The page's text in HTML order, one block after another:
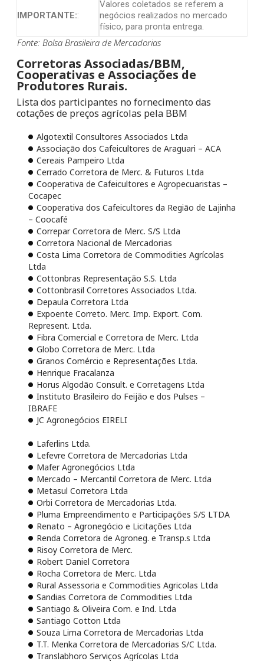
IMPORTANTE::
Valores coletados se referem a
negócios realizados no mercado
físico, para pronta entrega.
Fonte: Bolsa Brasileira de Mercadorias
Corretoras Associadas/BBM,
Cooperativas e Associações de
Produtores Rurais.
Lista dos participantes no fornecimento das
cotações de preços agrícolas pela BBM
Algotextil Consultores Associados Ltda
Associação dos Cafeicultores de Araguari – ACA
Cereais Pampeiro Ltda
Cerrado Corretora de Merc. & Futuros Ltda
Cooperativa de Cafeicultores e Agropecuaristas –
Cocapec
Cooperativa dos Cafeicultores da Região de Lajinha
– Coocafé
Correpar Corretora de Merc. S/S Ltda
Corretora Nacional de Mercadorias
Costa Lima Corretora de Commodities Agrícolas
Ltda
Cottonbras Representação S.S. Ltda
Cottonbrasil Corretores Associados Ltda.
Depaula Corretora Ltda
Expoente Correto. Merc. Imp. Export. Com.
Represent. Ltda.
Fibra Comercial e Corretora de Merc. Ltda
Globo Corretora de Merc. Ltda
Granos Comércio e Representações Ltda.
Henrique Fracalanza
Horus Algodão Consult. e Corretagens Ltda
Instituto Brasileiro do Feijão e dos Pulses –
IBRAFE
JC Agronegócios EIRELI
Laferlins Ltda.
Lefevre Corretora de Mercadorias Ltda
Mafer Agronegócios Ltda
Mercado – Mercantil Corretora de Merc. Ltda
Metasul Corretora Ltda
Orbi Corretora de Mercadorias Ltda.
Pluma Empreendimento e Participações S/S LTDA
Renato – Agronegócio e Licitações Ltda
Renda Corretora de Agroneg. e Transp.s Ltda
Risoy Corretora de Merc.
Robert Daniel Corretora
Rocha Corretora de Merc. Ltda
Rural Assessoria e Commodities Agricolas Ltda
Sandias Corretora de Commodities Ltda
Santiago & Oliveira Com. e Ind. Ltda
Santiago Cotton Ltda
Souza Lima Corretora de Mercadorias Ltda
T.T. Menka Corretora de Mercadorias S/C Ltda.
Translabhoro Serviços Agrícolas Ltda